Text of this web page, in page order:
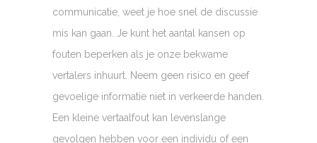
communicatie, weet je hoe snel de discussie
mis kan gaan. Je kunt het aantal kansen op
fouten beperken als je onze bekwame
vertalers inhuurt. Neem geen risico en geef
gevoelige informatie niet in verkeerde handen.
Een kleine vertaalfout kan levenslange
gevolgen hebben voor een individu of een